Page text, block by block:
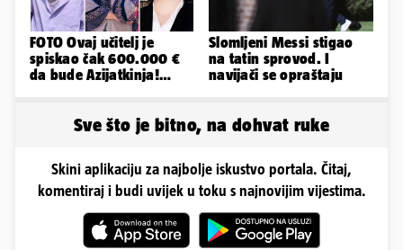
FOTO Ovaj učitelj je
spiskao čak 600.000 €
da bude Azijatkinja!
Slomljeni Messi stigao
na tatin sprovod. I
navijači se opraštaju
Sve što je bitno, na dohvat ruke
Skini aplikaciju za najbolje iskustvo portala. Čitaj,
komentiraj i budi uvijek u toku s najnovijim vijestima.